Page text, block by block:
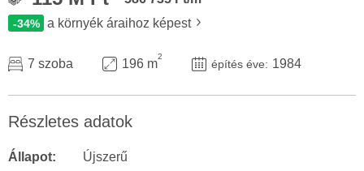
-34% a környék áraihoz képest
7 szoba 196 m
2
építés éve: 1984
Részletes adatok
Állapot:
Újszerű